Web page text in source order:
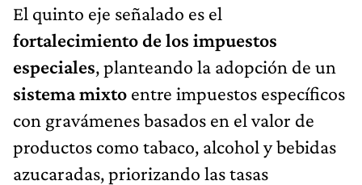
El quinto eje señalado es el
fortalecimiento de los impuestos
especiales, planteando la adopción de un
sistema mixto entre impuestos específicos
con gravámenes basados en el valor de
productos como tabaco, alcohol y bebidas
azucaradas, priorizando las tasas